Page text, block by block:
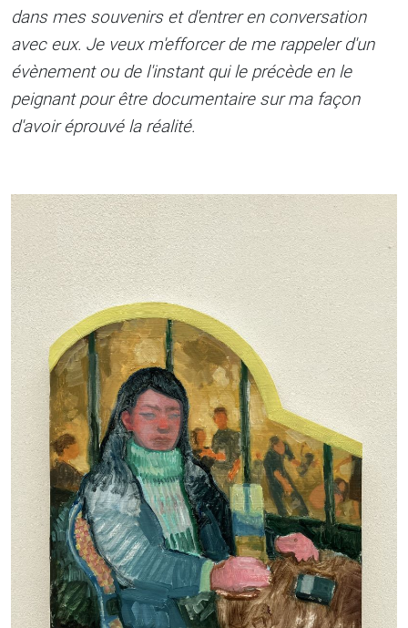
dans mes souvenirs et d'entrer en conversation
avec eux. Je veux m'efforcer de me rappeler d'un
évènement ou de l'instant qui le précède en le
peignant pour être documentaire sur ma façon
d'avoir éprouvé la réalité.